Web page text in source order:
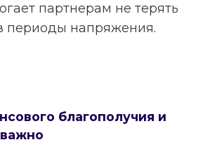
партнерам не терять
периоды напряжения.
благополучия и